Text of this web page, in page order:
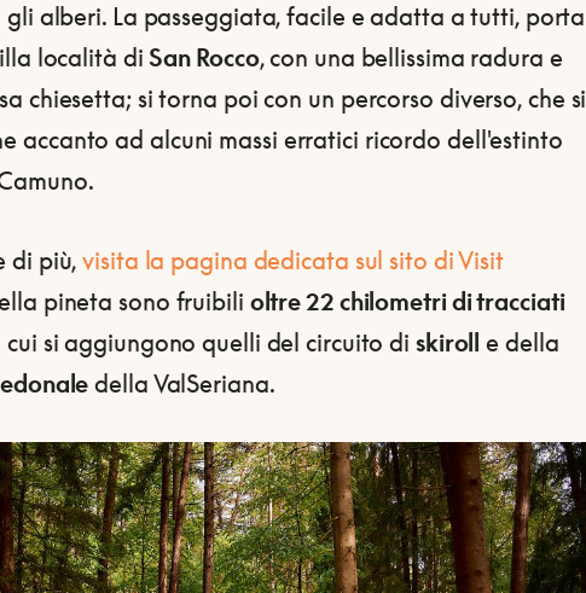
gli alberi. La passeggiata, facile e adatta a tutti, porta
località diSan Rocco, con una bellissima radura e
chiesetta; si torna poi con un percorso diverso, che si
accanto ad alcuni massi erratici ricordo dell'estinto
di più,visita la pagina dedicata sul sito di Visit
pineta sono fruibili oltre 22 chilometri di tracciati
cui si aggiungono quelli del circuito di skiroll e della
della ValSeriana.